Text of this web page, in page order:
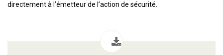
directement à l’émetteur de l’action de sécurité.